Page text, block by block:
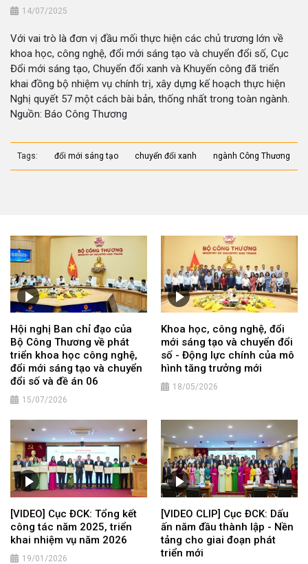
14/07/2025
Với vai trò là đơn vị đầu mối thực hiện các chủ trương lớn về
khoa học, công nghệ, đổi mới sáng tạo và chuyển đổi số, Cục
Đổi mới sáng tạo, Chuyển đổi xanh và Khuyến công đã triển
khai đồng bộ nhiệm vụ chính trị, xây dựng kế hoạch thực hiện
Nghị quyết 57 một cách bài bản, thống nhất trong toàn ngành.
Nguồn: Báo Công Thương
Tags: đổi mới sáng tạo chuyển đổi xanh ngành Công Thương
Hội nghị Ban chỉ đạo của
Bộ Công Thương về phát
triển khoa học công nghệ,
đổi mới sáng tạo và chuyển
đổi số và đề án 06
15/07/2026
Khoa học, công nghệ, đổi
mới sáng tạo và chuyển đổi
số - Động lực chính của mô
hình tăng trưởng mới
18/05/2026
[VIDEO] Cục ĐCK: Tổng kết
công tác năm 2025, triển
khai nhiệm vụ năm 2026
19/01/2026
[VIDEO CLIP] Cục ĐCK: Dấu
ấn năm đầu thành lập - Nền
tảng cho giai đoạn phát
triển mới